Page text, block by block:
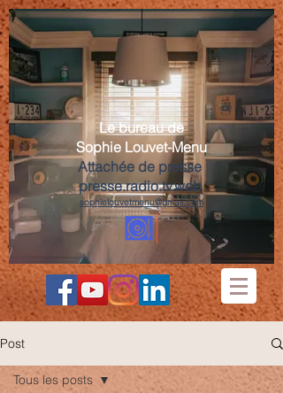
Le bureau de
Sophie Louvet-Menu
Attachée de presse
presse.radio.tv.web
sophielouvetmenu@gmail.com
Post
Tous les posts